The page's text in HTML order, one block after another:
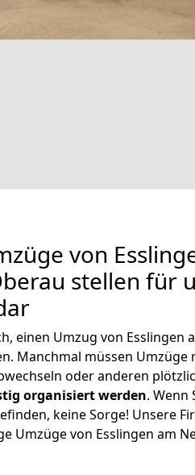
von
stellen für
einen Umzug von Esslingen
Manchmal müssen Umzüge
oder anderen
organisiert werden. Wenn
keine Sorge! Unsere
Umzüge von Esslingen am